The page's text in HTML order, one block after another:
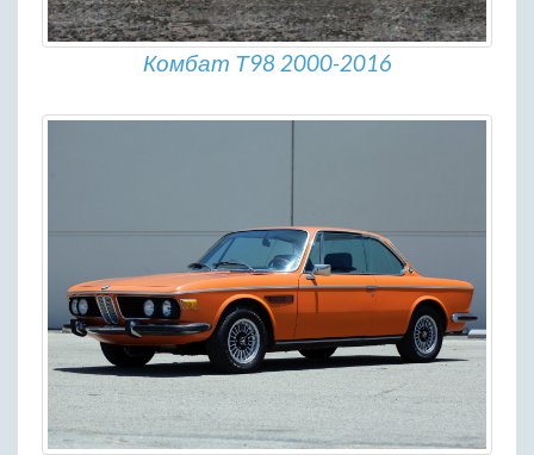
Комбат Т98 2000-2016